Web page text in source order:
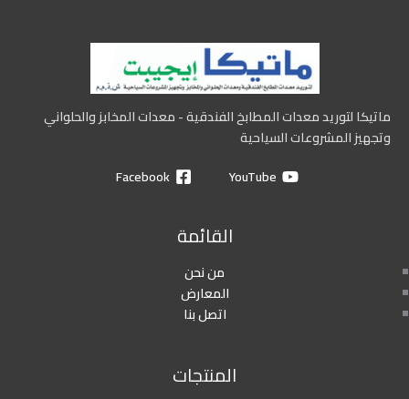
ماتيكا لتوريد معدات المطابخ الفندقية - معدات المخابز والحلواني
وتجهيز المشروعات السياحية
YouTube
Facebook
القائمة
من نحن
المعارض
اتصل بنا
المنتجات